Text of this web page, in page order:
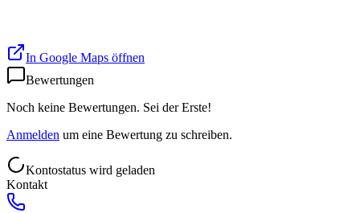
In Google Maps öffnen
Bewertungen
Noch keine Bewertungen. Sei der Erste!
Anmelden um eine Bewertung zu schreiben.
Kontostatus wird geladen
Kontakt